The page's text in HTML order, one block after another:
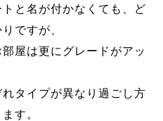
トと名が付かなくても、ど
ですが、
屋は更にグレードがアッ
タイプが異なり過ごし方
す。